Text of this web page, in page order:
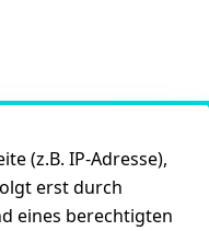
(z.B. IP-Adresse),
erst durch
eines berechtigten